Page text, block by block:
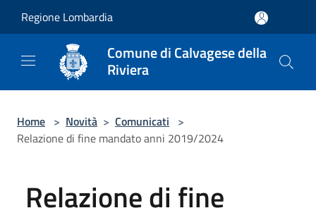
Regione Lombardia
Comune di Calvagese della
Riviera
Home > Novità > Comunicati >
Relazione di fine mandato anni 2019/2024
Relazione di fine